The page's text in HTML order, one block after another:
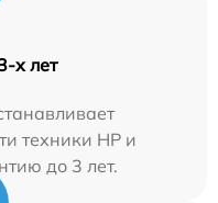
х лет
техники HP и
до 3 лет.